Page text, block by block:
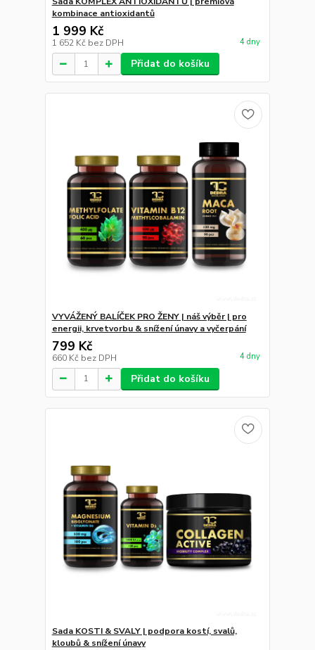
kombinace antioxidantů
1 999 Kč
1 652 Kč bez DPH 4 dny
Přidat do košíku
VYVÁŽENÝ BALÍČEK PRO ŽENY | náš výběr | pro
energii, krvetvorbu & snížení únavy a vyčerpání
799 Kč
660 Kč bez DPH 4 dny
Přidat do košíku
Sada KOSTI & SVALY | podpora kostí, svalů,
kloubů & snížení únavy